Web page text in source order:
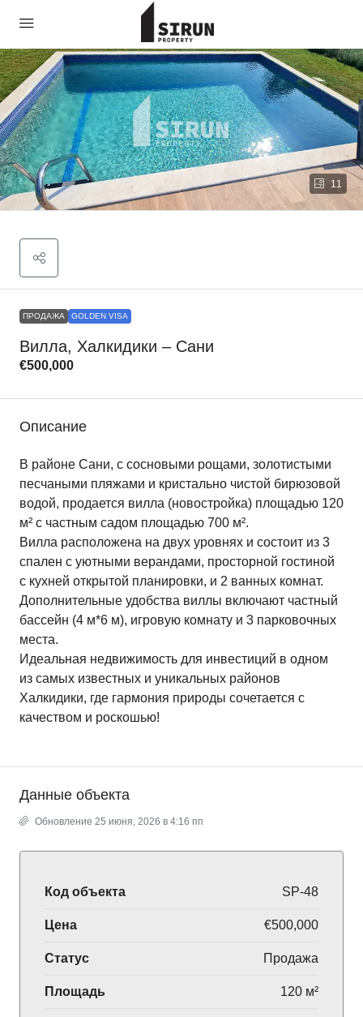
11
ПРОДАЖА GOLDEN VISA
Вилла, Халкидики – Сани
€500,000
Описание
В районе Сани, с сосновыми рощами, золотистыми
песчаными пляжами и кристально чистой бирюзовой
водой, продается вилла (новостройка) площадью 120
м² с частным садом площадью 700 м².
Вилла расположена на двух уровнях и состоит из 3
спален с уютными верандами, просторной гостиной
с кухней открытой планировки, и 2 ванных комнат.
Дополнительные удобства виллы включают частный
бассейн (4 м*6 м), игровую комнату и 3 парковочных
места.
Идеальная недвижимость для инвестиций в одном
из самых известных и уникальных районов
Халкидики, где гармония природы сочетается с
качеством и роскошью!
Данные объекта
Обновление 25 июня, 2026 в 4:16 пп
Код объекта SP-48
Цена €500,000
Статус Продажа
Площадь 120 м²